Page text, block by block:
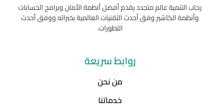
رحاب التنمية عالم متجدد يقدم أفضل أنظمة الأمان وبرامج الحسابات
وأنظمة الكاشير وفق أحدث التقنيات العالمية بخبراته ووفق أحدث
التطورات.
روابط سريعة
من نحن
خدماتنا